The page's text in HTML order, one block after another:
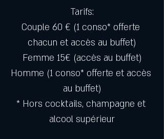
Tarifs:
Couple 60 € (1 conso* offerte
chacun et accès au buffet)
Femme 15€ (accès au buffet)
Homme (1 conso* offerte et accès
au buffet)
* Hors cocktails, champagne et
alcool supérieur